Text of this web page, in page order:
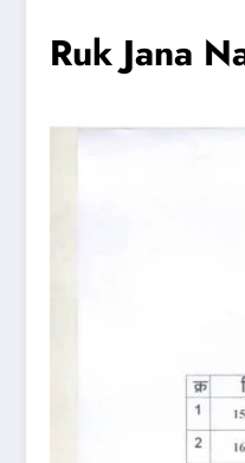
Ruk Jana